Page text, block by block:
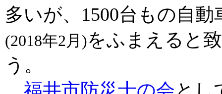
多いが、1500台もの自
(2018年2月)をふまえると
う。